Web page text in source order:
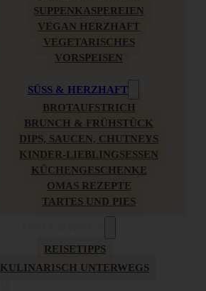
SUPPENKASPEREIEN
VEGAN HERZHAFT
VEGETARISCHES
VORSPEISEN
SÜSS & HERZHAFT
BROTAUFSTRICH
BRUNCH & FRÜHSTÜCK
DIPS, SAUCEN, CHUTNEYS
KINDER-LIEBLINGSESSEN
KÜCHENGESCHENKE
OMAS REZEPTE
TARTES UND PIES
REISETIPPS
KULINARISCH UNTERWEGS